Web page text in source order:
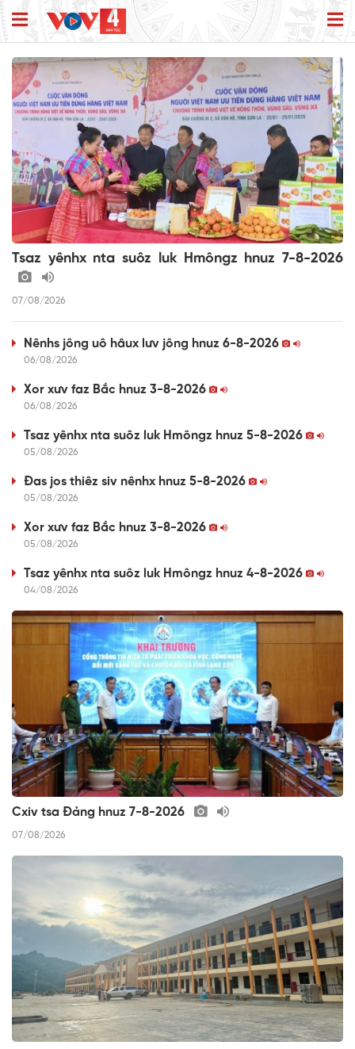
Tsaz yênhx nta suôz luk Hmôngz hnuz 7-8-2026
07/08/2026
Nênhs jông uô hâux lưv jông hnuz 6-8-2026
06/08/2026
Xor xưv faz Bắc hnuz 3-8-2026
06/08/2026
Tsaz yênhx nta suôz luk Hmôngz hnuz 5-8-2026
05/08/2026
Đas jos thiêz siv nênhx hnuz 5-8-2026
05/08/2026
Xor xưv faz Bắc hnuz 3-8-2026
05/08/2026
Tsaz yênhx nta suôz luk Hmôngz hnuz 4-8-2026
04/08/2026
Cxiv tsa Đảng hnuz 7-8-2026
07/08/2026